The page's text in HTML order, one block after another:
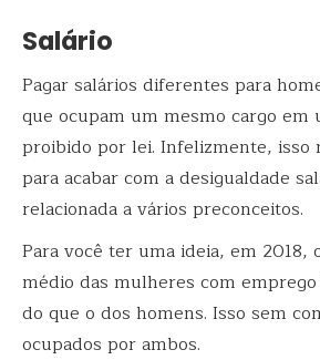
Salário
Pagar salários diferentes para
que ocupam um mesmo cargo em
proibido por lei. Infelizmente, isso
para acabar com a desigualdade
relacionada a vários preconceitos.
Para você ter uma ideia, em 2018,
médio das mulheres com
do que o dos homens. Isso sem
ocupados por ambos.